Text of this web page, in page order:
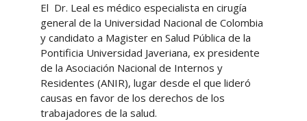
El Dr. Leal es médico especialista en cirugía
general de la Universidad Nacional de Colombia
y candidato a Magister en Salud Pública de la
Pontificia Universidad Javeriana, ex presidente
de la Asociación Nacional de Internos y
Residentes (ANIR), lugar desde el que lideró
causas en favor de los derechos de los
trabajadores de la salud.